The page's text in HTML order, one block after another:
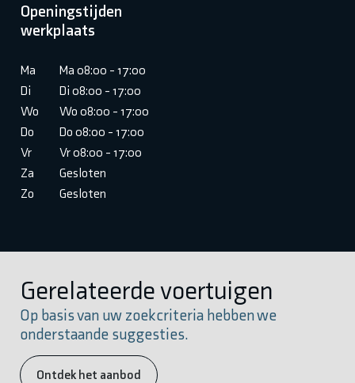
Openingstijden
werkplaats
Ma
Ma 08:00 - 17:00
Di
Di 08:00 - 17:00
Wo
Wo 08:00 - 17:00
Do
Do 08:00 - 17:00
Vr
Vr 08:00 - 17:00
Za
Gesloten
Zo
Gesloten
Gerelateerde voertuigen
Op basis van uw zoekcriteria hebben we
onderstaande suggesties.
Ontdek het aanbod